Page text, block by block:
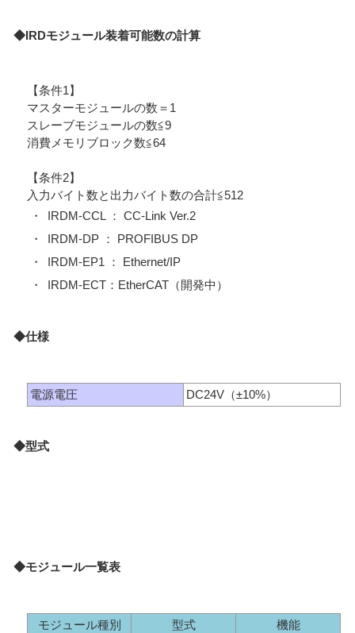
◆IRDモジュール装着可能数の計算
【条件1】
マスターモジュールの数＝1
スレーブモジュールの数≦9
消費メモリブロック数≦64
【条件2】
入力バイト数と出力バイト数の合計≦512
・
IRDM-CCL ： CC-Link Ver.2
・
IRDM-DP ： PROFIBUS DP
・
IRDM-EP1 ： Ethernet/IP
・
IRDM-ECT：EtherCAT（開発中）
◆仕様
電源電圧 DC24V（±10%）
◆型式
◆モジュール一覧表
モジュール種別 型式 機能